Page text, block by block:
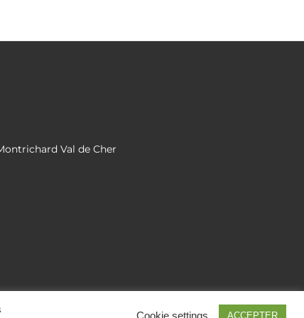
Val de Cher
Cookie settings ACCEPTER